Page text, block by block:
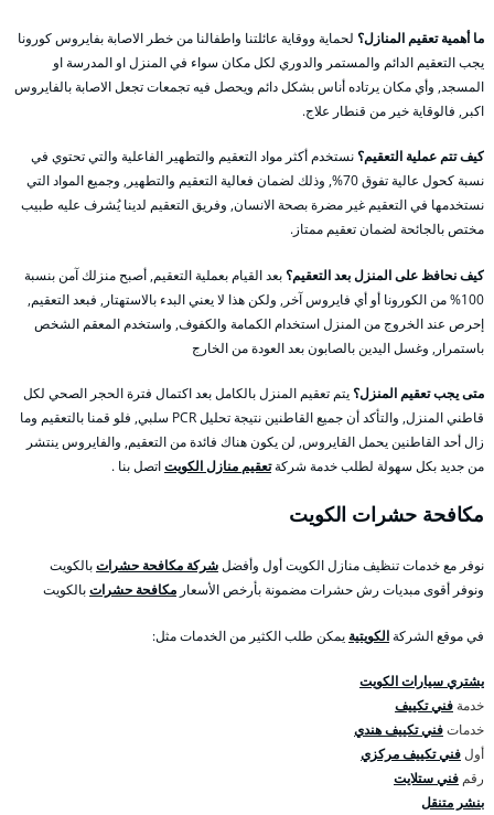
ما أهمية تعقيم المنازل؟ لحماية ووقاية عائلتنا واطفالنا من خطر الاصابة بفايروس كورونا
يجب التعقيم الدائم والمستمر والدوري لكل مكان سواء في المنزل او المدرسة او
المسجد, وأي مكان يرتاده أناس بشكل دائم ويحصل فيه تجمعات تجعل الاصابة بالفايروس
اكبر, فالوقاية خير من قنطار علاج.
كيف تتم عملية التعقيم؟ نستخدم أكثر مواد التعقيم والتطهير الفاعلية والتي تحتوي في
نسبة كحول عالية تفوق 70%, وذلك لضمان فعالية التعقيم والتطهير, وجميع المواد التي
نستخدمها في التعقيم غير مضرة بصحة الانسان, وفريق التعقيم لدينا يُشرف عليه طبيب
مختص بالجائحة لضمان تعقيم ممتاز.
كيف نحافظ على المنزل بعد التعقيم؟ بعد القيام بعملية التعقيم, أصبح منزلك آمن بنسبة
100% من الكورونا أو أي فايروس آخر, ولكن هذا لا يعني البدء بالاستهتار, فبعد التعقيم,
إحرص عند الخروج من المنزل استخدام الكمامة والكفوف, واستخدم المعقم الشخص
باستمرار, وغسل اليدين بالصابون بعد العودة من الخارج
متى يجب تعقيم المنزل؟ يتم تعقيم المنزل بالكامل بعد اكتمال فترة الحجر الصحي لكل
قاطني المنزل, والتأكد أن جميع القاطنين نتيجة تحليل PCR سلبي, فلو قمنا بالتعقيم وما
زال أحد القاطنين يحمل القايروس, لن يكون هناك فائدة من التعقيم, والفايروس ينتشر
من جديد بكل سهولة لطلب خدمة شركةتعقيم منازل الكويتاتصل بنا .
مكافحة حشرات الكويت
نوفر مع خدمات تنظيف منازل الكويت أول وأفضلشركة مكافحة حشراتبالكويت
ونوفر أقوى مبديات رش حشرات مضمونة بأرخص الأسعار مكافحة حشراتبالكويت
في موقع الشركةالكويتية يمكن طلب الكثير من الخدمات مثل:
يشتري سيارات الكويت
خدمة فني تكييف
خدماتفني تكييف هندي
أولفني تكييف مركزي
رقم فني ستلايت
بنشر متنقل